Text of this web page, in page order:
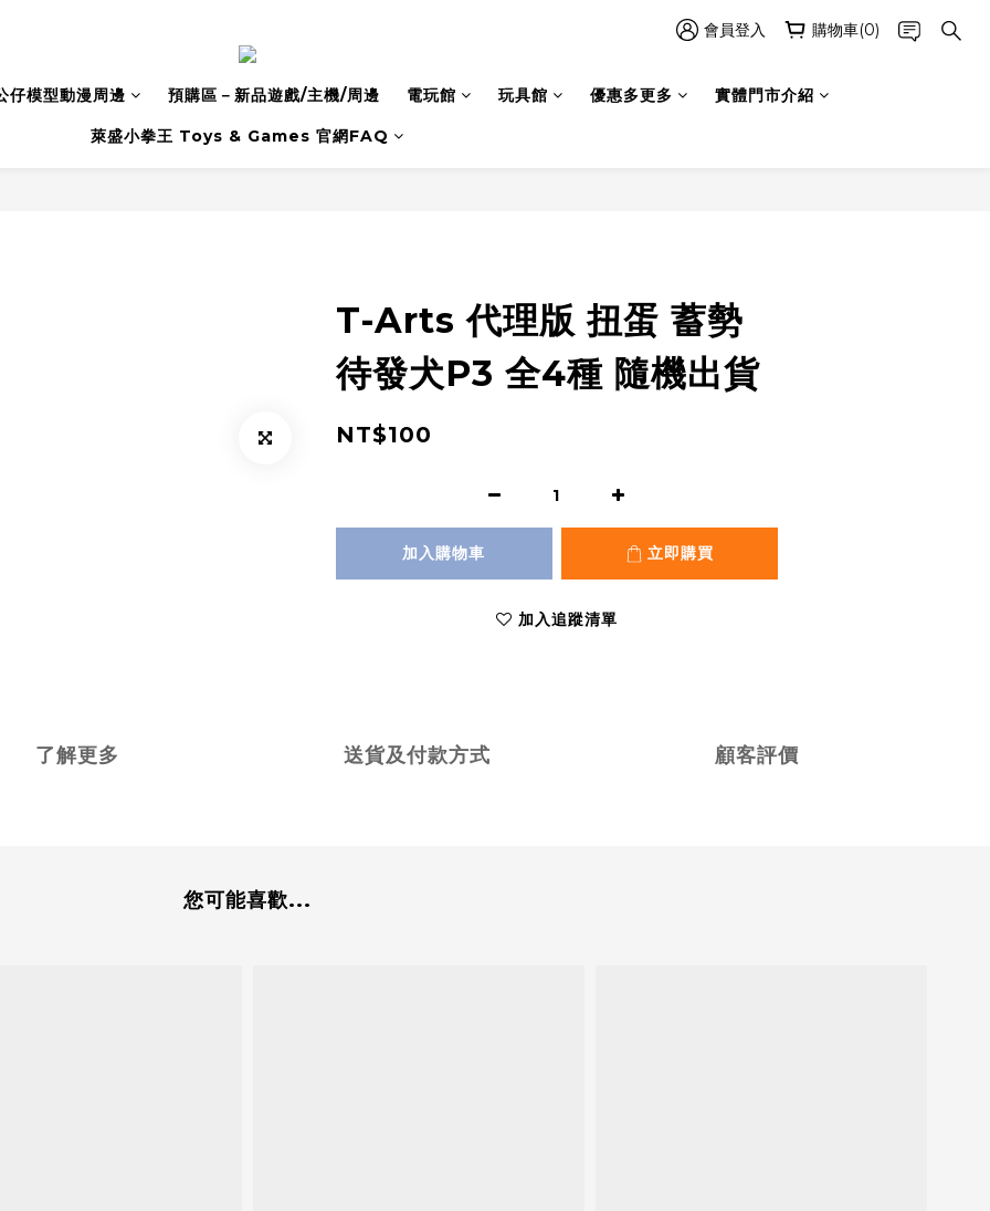
會員登入 購物車(0)
仔模型動漫周邊 預購區－新品遊戲/主機/周邊 電玩館 玩具館 優惠多更多 實體門市介紹
萊盛小拳王 Toys & Games 官網FAQ
T-Arts 代理版 扭蛋 蓄勢
待發犬P3 全4種 隨機出貨
NT$100
加入購物車 立即購買
加入追蹤清單
了解更多 送貨及付款方式 顧客評價
您可能喜歡...